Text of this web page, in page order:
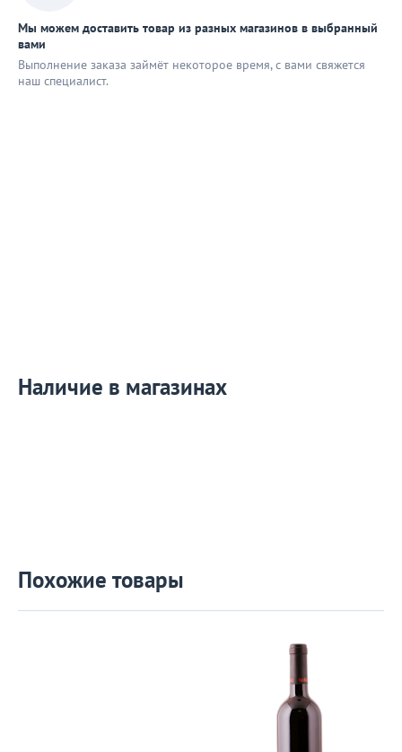
Мы можем доставить товар из разных магазинов в выбранный
вами
Выполнение заказа займёт некоторое время, с вами свяжется
наш специaлист.
Наличие в магазинах
Похожие товары